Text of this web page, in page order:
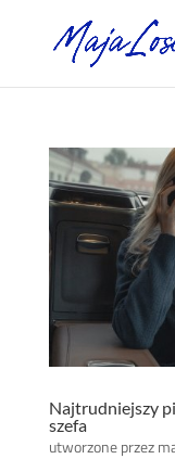
Najtrudniejszy
szefa
utworzone przez